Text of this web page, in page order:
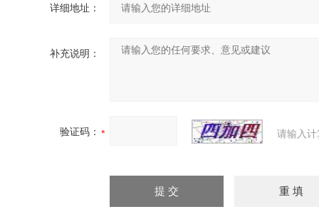
详细地址：
补充说明：
验证码： 请输入